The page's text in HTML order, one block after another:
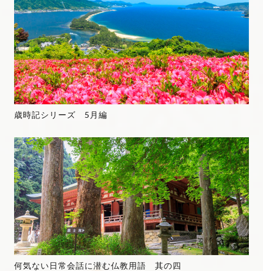
歳時記シリーズ 5月編
何気ない日常会話に潜む仏教用語 其の四